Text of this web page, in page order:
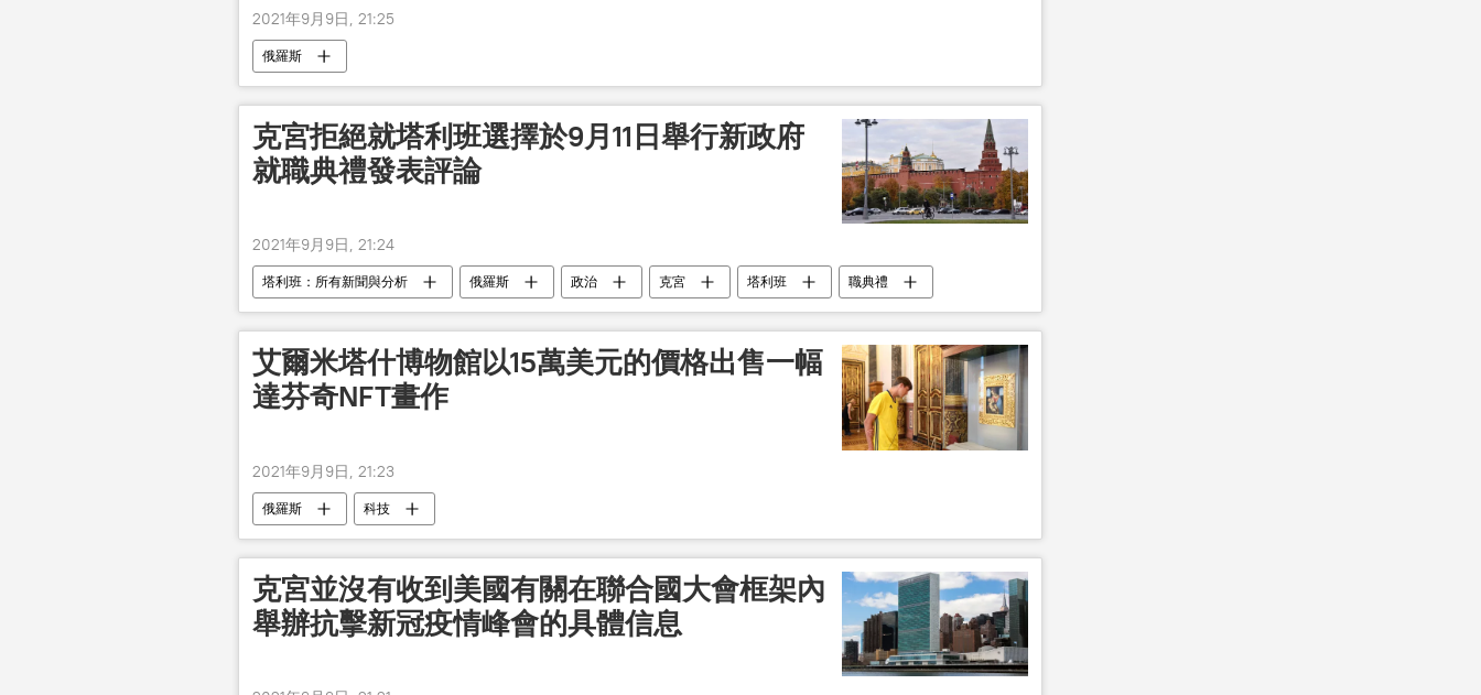
2021年9月9日, 21:25
俄羅斯
克宮拒絕就塔利班選擇於9月11日舉行新政府
就職典禮發表評論
2021年9月9日, 21:24
塔利班：所有新聞與分析 俄羅斯 政治 克宮 塔利班 職典禮
艾爾米塔什博物館以15萬美元的價格出售一幅
達芬奇NFT畫作
2021年9月9日, 21:23
俄羅斯 科技
克宮並沒有收到美國有關在聯合國大會框架內
舉辦抗擊新冠疫情峰會的具體信息